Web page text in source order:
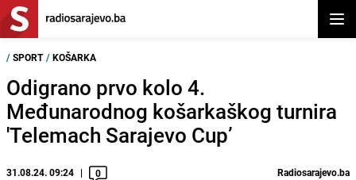
/ SPORT / KOŠARKA
Odigrano prvo kolo 4.
Međunarodnog košarkaškog turnira
'Telemach Sarajevo Cup’
31.08.24. 09:24 0 Radiosarajevo.ba